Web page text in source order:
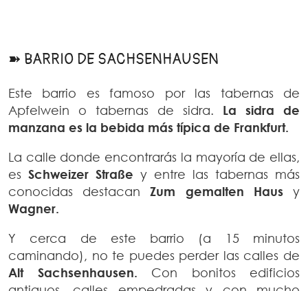
➽ BARRIO DE SACHSENHAUSEN
Este barrio es famoso por las tabernas de
Apfelwein o tabernas de sidra. La sidra de
manzana es la bebida más típica de Frankfurt.
La calle donde encontrarás la mayoría de ellas,
es Schweizer Straße y entre las tabernas más
conocidas destacanZum gemalten Hausy
Wagner.
Y cerca de este barrio (a 15 minutos
caminando), no te puedes perder las calles de
Alt Sachsenhausen. Con bonitos edificios